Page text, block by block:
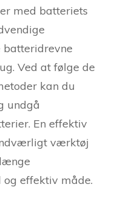
med batteriets
batteridrevne
Ved at følge de
kan du
undgå
En effektiv
værktøj
effektiv måde.